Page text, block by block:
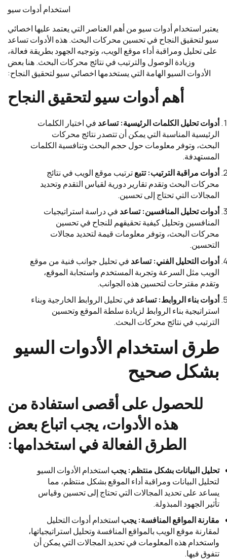
استخدام أدوات سيو
يعتبر استخدام أدوات سيو من أهم العناصر التي يعتمد عليها اخصائي
سيو لتحقيق النجاح في تحسين محركات البحث. هذه الأدوات تساعد
على تحليل ومراقبة أداء موقع الويب، وتوجيه الجهود بطريقة فعالة،
وزيادة الوصول والترتيب في نتائج محركات البحث. هنا بعض
الأدوات السيو الهامة التي يستخدمها اخصائي سيو لتحقيق النجاح:
أهم أدوات سيو لتحقيق النجاح
أدوات تحليل الكلمات الرئيسية: تساعد في اختيار الكلمات
الرئيسية المناسبة التي يمكن أن تتصدر نتائج محركات
البحث، وتوفر معلومات حول حجم البحث وتنافسية الكلمات
المستهدفة.
أدوات مراقبة الترتيب: تتبعترتيب موقع الويب في نتائج
محركات البحث وتقدم تقارير دورية لقياس التقدم وتحديد
المجالات التي تحتاج إلى تحسين.
أدوات تحليل المنافسين: تساعد في دراسة استراتيجيات
المنافسين وتحليل كيفية تحقيقهم للنجاح في تحسين
محركات البحث، وتوفر معلومات قيمة لتحديد مجالات
التحسين.
أدوات التحليل الفني: تساعد في تحليل جوانب فنية من موقع
الويب مثل السرعة وتجربة المستخدم واستجابة الموقع،
وتقدم مقترحات لتحسين هذه الجوانب.
أدوات بناء الروابط: تساعد في تحليل الروابط الخارجية وبناء
استراتيجية بناء الروابط لزيادة سلطة الموقع وتحسين
الترتيب في نتائج محركات البحث.
طرق استخدام الأدوات السيو
بشكل صحيح
للحصول على أقصى استفادة من
هذه الأدوات، يجب اتباع بعض
الطرق الفعالة في استخدامها:
تحليل البيانات بشكل منتظم: يجب استخدام الأدوات السيو
لتحليل البيانات ومراقبة أداء الموقع بشكل منتظم، مما
يساعد على تحديد المجالات التي تحتاج إلى تحسين وقياس
تأثير الجهود المبذولة.
مقارنة المواقع المنافسة: يجب استخدام أدوات التحليل
لمقارنة موقع الويب بالمواقع المنافسة وتحليل استراتيجياتها،
واستخدام هذه المعلومات في تحديد المجالات التي يمكن أن
تتفوق فيها.